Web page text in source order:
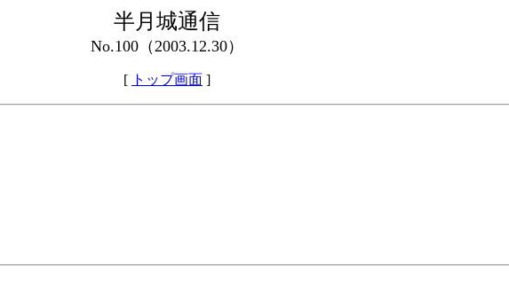
半月城通信
No.100（2003.12.30）
[ トップ画面 ]